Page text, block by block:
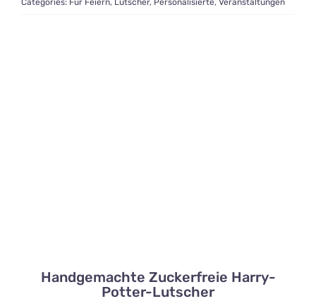
Handgemachte Zuckerfreie Harry-
Potter-Lutscher